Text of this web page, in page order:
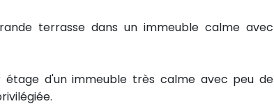
terrasse dans un immeuble calme avec
d'un immeuble très calme avec peu de